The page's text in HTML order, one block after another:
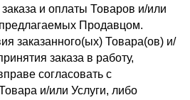
и оплаты Товаров и/или
Продавцом.
заказанного(ых) Товара(ов) и/
заказа в работу,
согласовать с
и/или Услуги, либо